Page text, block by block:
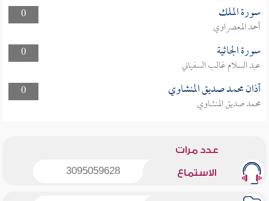
0
سورة الملك
أحمد المعصراوي
0
سورة الجاثية
عبد السلام غالب السفياني
0
أذان محمد صديق المنشاوي
محمد صديق المنشاوي
عدد مرات
الاستماع 3095059628